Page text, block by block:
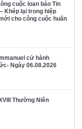
cuộc loan báo Tin
Khép lại trong hiệp
cho công cuộc huấn
cử hành
Ngày 06.08.2026
Thường Niên